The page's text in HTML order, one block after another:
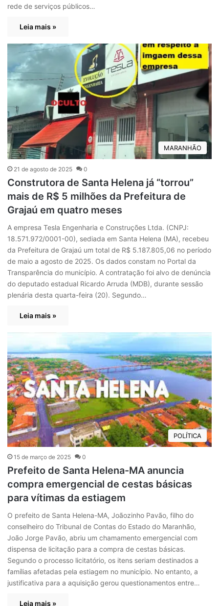
rede de serviços públicos…
Leia mais »
MARANHÃO
21 de agosto de 2025 0
Construtora de Santa Helena já “torrou”
mais de R$ 5 milhões da Prefeitura de
Grajaú em quatro meses
A empresa Tesla Engenharia e Construções Ltda. (CNPJ:
18.571.972/0001-00), sediada em Santa Helena (MA), recebeu
da Prefeitura de Grajaú um total de R$ 5.187.805,06 no período
de maio a agosto de 2025. Os dados constam no Portal da
Transparência do município. A contratação foi alvo de denúncia
do deputado estadual Ricardo Arruda (MDB), durante sessão
plenária desta quarta-feira (20). Segundo…
Leia mais »
POLÍTICA
15 de março de 2025 0
Prefeito de Santa Helena-MA anuncia
compra emergencial de cestas básicas
para vítimas da estiagem
O prefeito de Santa Helena-MA, Joãozinho Pavão, filho do
conselheiro do Tribunal de Contas do Estado do Maranhão,
João Jorge Pavão, abriu um chamamento emergencial com
dispensa de licitação para a compra de cestas básicas.
Segundo o processo licitatório, os itens seriam destinados a
famílias afetadas pela estiagem no município. No entanto, a
justificativa para a aquisição gerou questionamentos entre…
Leia mais »